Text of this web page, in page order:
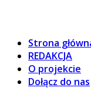
Strona
REDAKCJA
O projekcie
Dołącz do nas